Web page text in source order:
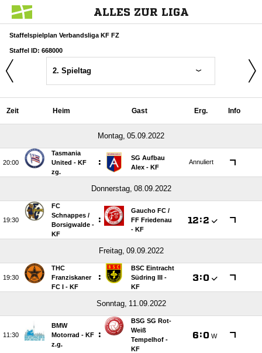
ALLES ZUR LIGA
Staffelspielplan Verbandsliga KF FZ
Staffel ID: 668000
2. Spieltag
Zeit Heim Gast Erg. Info
 

Tasmania
United - KF
zg.
:
SG Aufbau
Alex - KF
Annuliert
 

FC
Schnappes /​
Borsigwalde -
KF
:
Gaucho FC /​
FF Friedenau
- KF
:
 

THC
Franziskaner
FC I - KF
:
BSC Eintracht
Südring III -
KF
:
 

BMW
Motorrad - KF
z.g.
:
BSG SG Rot-
Weiß
Tempelhof -
KF
: W